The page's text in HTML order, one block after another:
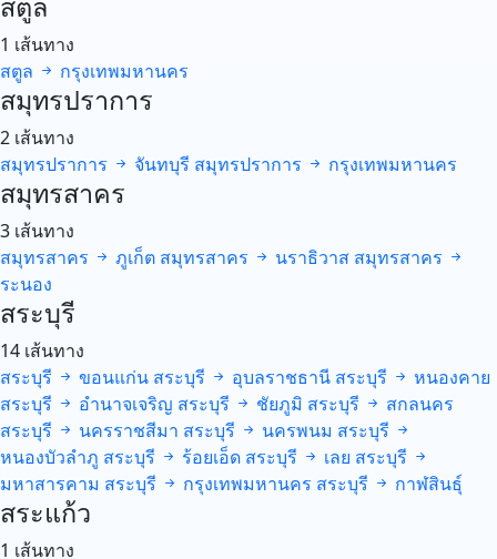
1 เส้นทาง
สตูล
กรุงเทพมหานคร
สมุทรปราการ
2 เส้นทาง
สมุทรปราการ
จันทบุรี สมุทรปราการ กรุงเทพมหานคร
สมุทรสาคร
3 เส้นทาง
สมุทรสาคร
ภูเก็ต สมุทรสาคร นราธิวาส สมุทรสาคร
ระนอง
สระบุรี
14 เส้นทาง
สระบุรี
ขอนแก่น สระบุรี อุบลราชธานี สระบุรี
หนองคาย
สระบุรี
อำนาจเจริญ สระบุรี ชัยภูมิ สระบุรี
สกลนคร
สระบุรี
นครราชสีมา สระบุรี นครพนม สระบุรี
หนองบัวลำภู สระบุรี ร้อยเอ็ด สระบุรี เลย สระบุรี
มหาสารคาม สระบุรี กรุงเทพมหานคร สระบุรี กาฬสินธุ์
สระแก้ว
1 เส้นทาง